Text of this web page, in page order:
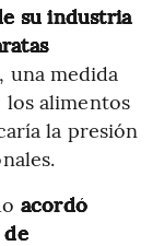
su industria
, una medida
alimentos
la presión
acordó